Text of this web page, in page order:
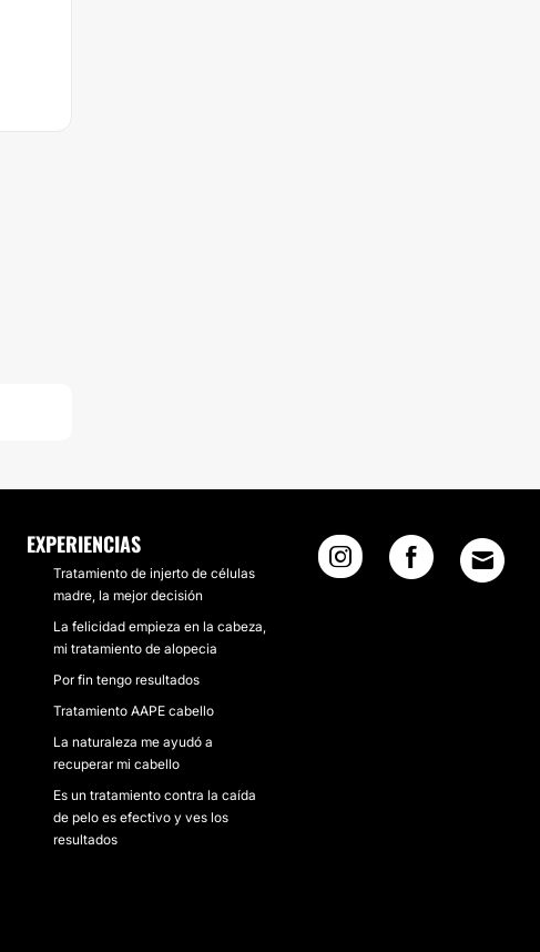
EXPERIENCIAS
Tratamiento de injerto de células
madre, la mejor decisión
La felicidad empieza en la cabeza,
mi tratamiento de alopecia
Por fin tengo resultados
Tratamiento AAPE cabello
La naturaleza me ayudó a
recuperar mi cabello
Es un tratamiento contra la caída
de pelo es efectivo y ves los
resultados